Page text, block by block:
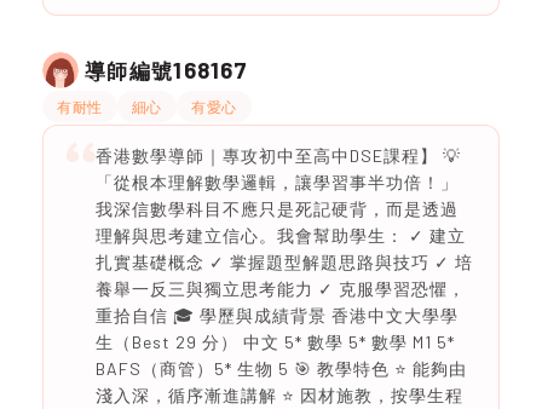
導師編號168167
有耐性 細心 有愛心
香港數學導師｜專攻初中至高中DSE課程】 💡
「從根本理解數學邏輯，讓學習事半功倍！」
我深信數學科目不應只是死記硬背，而是透過
理解與思考建立信心。我會幫助學生： ✓ 建立
扎實基礎概念 ✓ 掌握題型解題思路與技巧 ✓ 培
養舉一反三與獨立思考能力 ✓ 克服學習恐懼，
重拾自信 🎓 學歷與成績背景 香港中文大學學
生（Best 29 分） 中文 5* 數學 5* 數學 M1 5*
BAFS（商管）5* 生物 5 🎯 教學特色 ⭐️ 能夠由
淺入深，循序漸進講解 ⭐️ 因材施教，按學生程